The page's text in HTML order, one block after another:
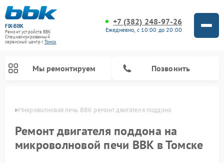
FIX-BBK
Ремонт устройств BBK
Специализированный
cервисный центр г.Томск
+7 (382) 248-97-26
Ежедневно, с 10:00 до 20:00
Мы ремонтируем Позвонить
Микроволновая печь BBK ремонт двигателя поддона
Ремонт двигателя поддона на
микроволновой печи BBK в Томске